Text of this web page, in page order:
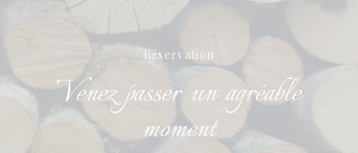
Réservation
Venez passer un agréable
moment